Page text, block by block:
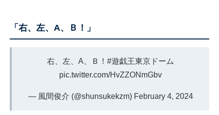
「右、左、A、Ｂ！」
右、左、A、Ｂ！ #遊戯王東京ドーム
pic.twitter.com/HvZZONmGbv
— 風間俊介 (@shunsukekzm) February 4, 2024